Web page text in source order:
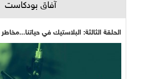
آفاق بودكاست
الحلقة الثالثة: البلاستيك في